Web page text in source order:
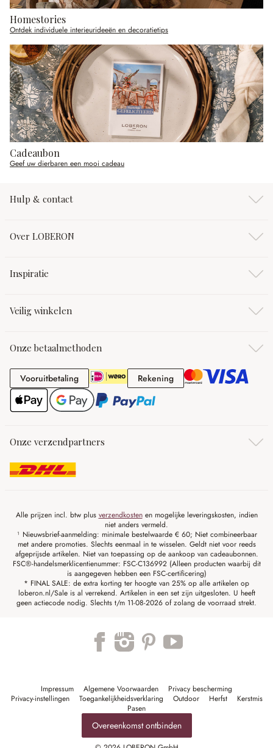
Homestories
Ontdek individuele interieurideeën en decoratietips
Cadeaubon
Geef uw dierbaren een mooi cadeau
Hulp & contact
Over LOBERON
Inspiratie
Veilig winkelen
Onze betaalmethoden
VooruitbetalingVooruitbetaling RekeningRekening
Onze verzendpartners
Alle prijzen incl. btw plus verzendkostenen mogelijke leveringskosten, indien
niet anders vermeld.
¹ Nieuwsbrief-aanmelding: minimale bestelwaarde € 60; Niet combineerbaar
met andere promoties. Slechts eenmaal in te wisselen. Geldt niet voor reeds
afgeprijsde artikelen. Niet van toepassing op de aankoop van cadeaubonnen.
FSC®-handelsmerklicentienummer: FSC-C136992 (Alleen producten waarbij dit
is aangegeven hebben een FSC-certificering)
* FINAL SALE: de extra korting ter hoogte van 25% op alle artikelen op
loberon.nl/Sale is al verrekend. Artikelen in een set zijn uitgesloten. U heeft
geen actiecode nodig. Slechts t/m 11-08-2026 of zolang de voorraad strekt.
Impressum Algemene Voorwaarden
Privacy bescherming
Privacy-instellingen
Toegankelijkheidsverklaring Outdoor Herfst
Kerstmis
Pasen
Overeenkomst ontbinden